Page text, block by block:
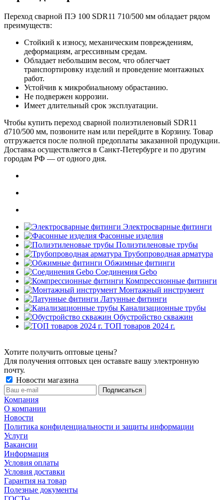
Переход сварной ПЭ 100 SDR11 710/500 мм обладает рядом
преимуществ:
Стойкий к износу, механическим повреждениям,
деформациям, агрессивным средам.
Обладает небольшим весом, что облегчает
транспортировку изделий и проведение монтажных
работ.
Устойчив к микробиальному обрастанию.
Не подвержен коррозии.
Имеет длительный срок эксплуатации.
Чтобы купить переход сварной полиэтиленовый SDR11
d710/500 мм, позвоните нам или перейдите в Корзину. Товар
отгружается после полной предоплаты заказанной продукции.
Доставка осуществляется в Санкт-Петербурге и по другим
городам РФ — от одного дня.
Электросварные фитинги
Фасонные изделия
Полиэтиленовые трубы
Трубопроводная арматура
Обжимные фитинги
Соединения Gebo
Компрессионные фитинги
Монтажный инструмент
Латунные фитинги
Канализационные трубы
Обустройство скважин
ТОП товаров 2024 г.
Хотите получить оптовые цены?
Для получения оптовых цен оставьте вашу электронную
почту.
Новости магазина
Компания
О компании
Новости
Политика конфиденциальности и защиты информации
Услуги
Вакансии
Информация
Условия оплаты
Условия доставки
Гарантия на товар
Полезные документы